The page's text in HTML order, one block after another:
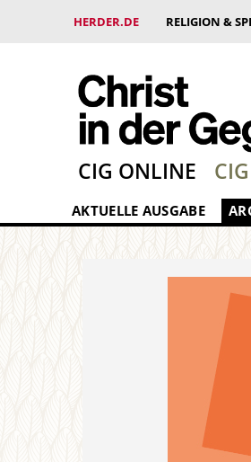
HERDER.DE RELIGION &
CIG ONLINE
AKTUELLE AUSGABE